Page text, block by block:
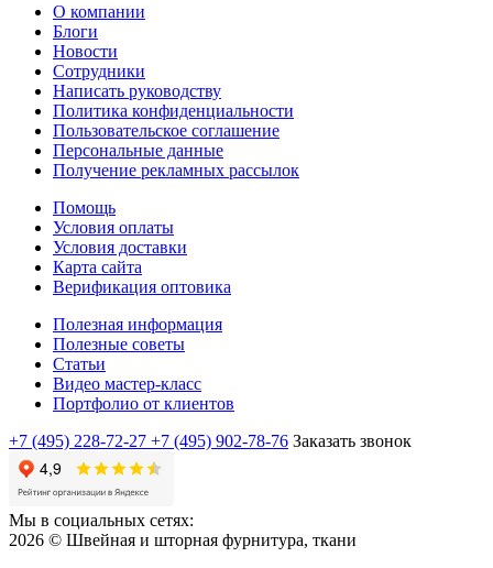
О компании
Блоги
Новости
Сотрудники
Написать руководству
Политика конфиденциальности
Пользовательское соглашение
Персональные данные
Получение рекламных рассылок
Помощь
Условия оплаты
Условия доставки
Карта сайта
Верификация оптовика
Полезная информация
Полезные советы
Статьи
Видео мастер-класс
Портфолио от клиентов
+7 (495) 228-72-27 +7 (495) 902-78-76 Заказать звонок
Мы в социальных сетях:
2026 © Швейная и шторная фурнитура, ткани